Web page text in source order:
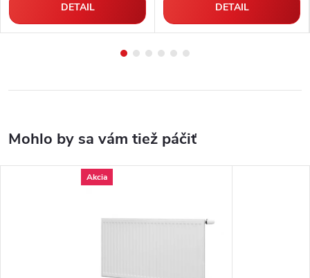
DETAIL DETAIL
Akcia